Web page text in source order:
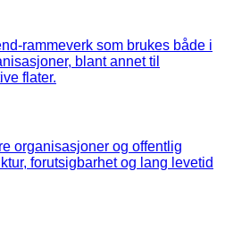
rammeverk som brukes både i
blant annet til
flater.
organisasjoner og offentlig
forutsigbarhet og lang levetid